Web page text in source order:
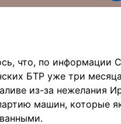
что, по информации
БТР уже три
из-за нежелания
машин, которые